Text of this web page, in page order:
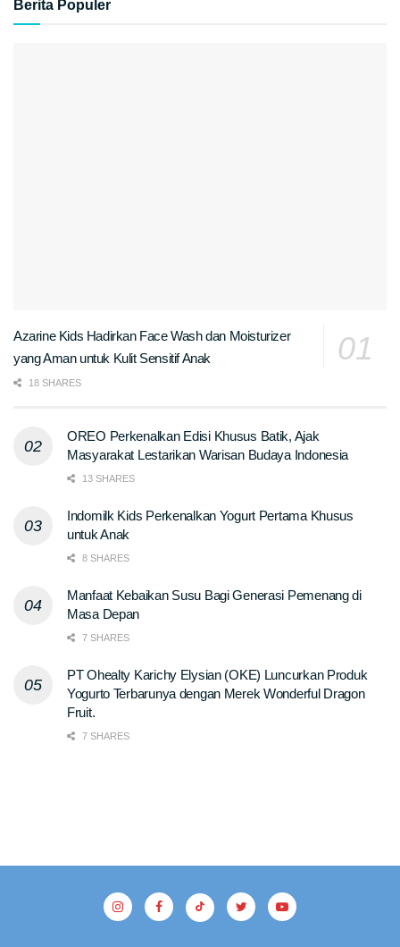
Berita Populer
Azarine Kids Hadirkan Face Wash dan Moisturizer
yang Aman untuk Kulit Sensitif Anak
18 SHARES
OREO Perkenalkan Edisi Khusus Batik, Ajak
Masyarakat Lestarikan Warisan Budaya Indonesia
13 SHARES
Indomilk Kids Perkenalkan Yogurt Pertama Khusus
untuk Anak
8 SHARES
Manfaat Kebaikan Susu Bagi Generasi Pemenang di
Masa Depan
7 SHARES
PT Ohealty Karichy Elysian (OKE) Luncurkan Produk
Yogurto Terbarunya dengan Merek Wonderful Dragon
Fruit.
7 SHARES